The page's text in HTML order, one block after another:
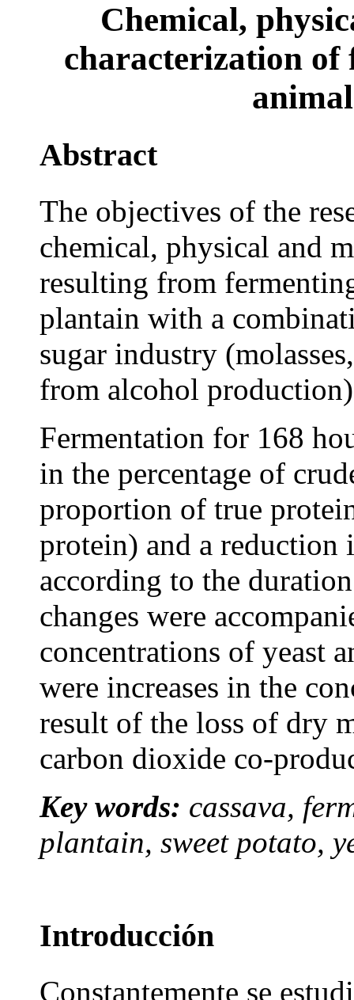
Chemical,
characterization of
Abstract
The objectives of the
chemical, physical and
resulting from
plantain with a
sugar industry
from alcohol
Fermentation for 168
in the percentage of
proportion of true
protein) and a reduction
according to the
changes were
concentrations of yeast
were increases in the
result of the loss of dry
carbon dioxide co-
Key words: cassava,
plantain, sweet potato,
Introducción
Constantemente se